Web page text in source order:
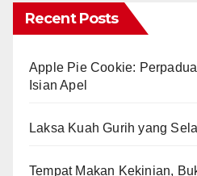
Recent Posts
Apple Pie Cookie:
Isian Apel
Laksa Kuah Gurih yang
Tempat Makan Kekinian,